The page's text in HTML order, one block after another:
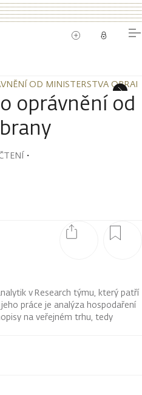
OD MINISTERSTVA
OD MINISTERSTVA
oprávnění od
・
v Research týmu, který patří
práce je analýza hospodaření
na veřejném trhu, tedy